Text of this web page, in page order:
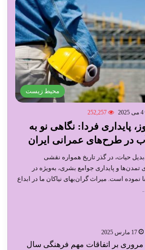
محیط زیست
4 می 2025 252,257
پایداری فردا: نگاهی نو به
در طرح‌های عمرانی ایران
حیات، در گذر تاریخ همواره نقشی
تمدن‌ها و پایداری جوامع بشری، به‌ویژه در
نموده است. میراث گران‌بهای نیاکان ما در ابداع
17 مارس 2025
مروری بر اتفاقات مهم فرهنگی سال